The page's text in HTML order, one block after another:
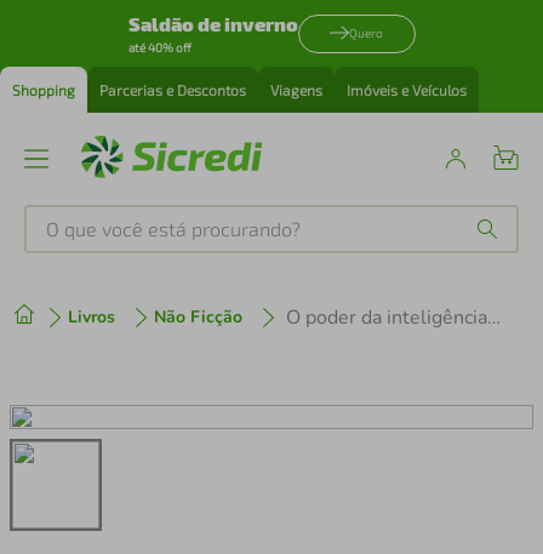
Saldão de inverno
até 40% off
Quero
Shopping Parcerias e Descontos Viagens Imóveis e Veículos
O que você está procurando?
Livros Não Ficção O poder da inteligência emocional
2º cafeteira